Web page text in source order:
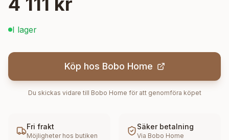
I lager
Köp hos Bobo Home
Du skickas vidare till Bobo Home för att genomföra köpet
Fri frakt
Möjligheter hos butiken
Säker betalning
Via Bobo Home